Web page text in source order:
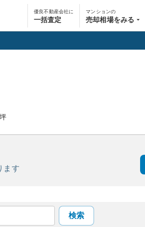
優良不動産会社に
一括査定
マンションの
売却相場をみる
ます
検索